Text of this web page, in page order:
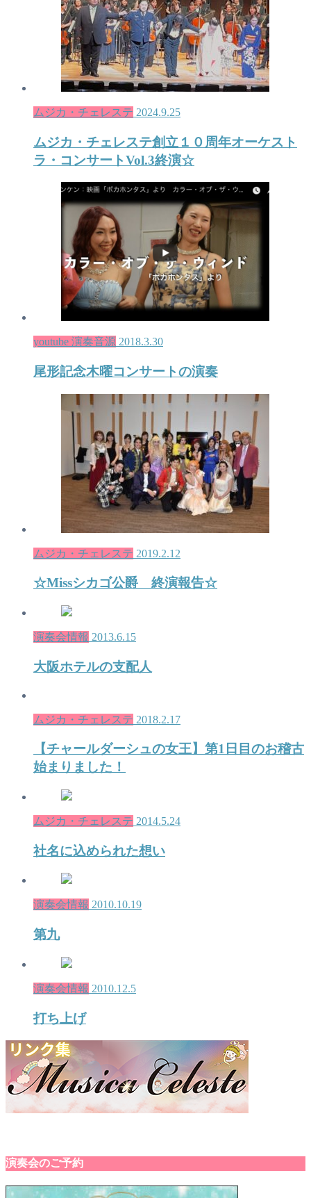
ムジカ・チェレステ 2024.9.25
ムジカ・チェレステ創立１０周年オーケスト
ラ・コンサートVol.3終演☆
youtube 演奏音源 2018.3.30
尾形記念木曜コンサートの演奏
ムジカ・チェレステ 2019.2.12
☆Missシカゴ公爵 終演報告☆
演奏会情報 2013.6.15
大阪ホテルの支配人
ムジカ・チェレステ 2018.2.17
【チャールダーシュの女王】第1日目のお稽古
始まりました！
ムジカ・チェレステ 2014.5.24
社名に込められた想い
演奏会情報 2010.10.19
第九
演奏会情報 2010.12.5
打ち上げ
演奏会のご予約